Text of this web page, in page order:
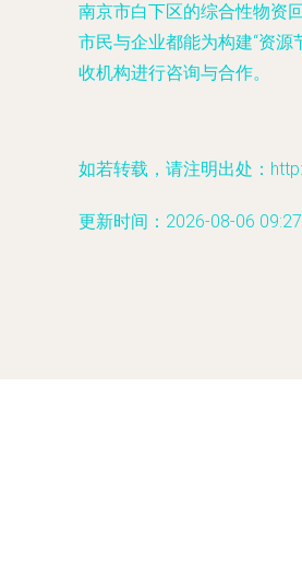
南京市白下区的综合性物资
市民与企业都能为构建“资
收机构进行咨询与合作。
如若转载，请注明出处：
更新时间：2026-08-06